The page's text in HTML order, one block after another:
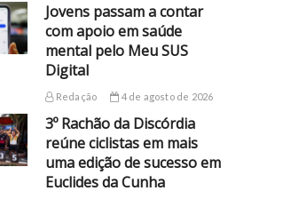
Jovens passam a contar
com apoio em saúde
mental pelo Meu SUS
Digital
Redação 4 de agosto de 2026
3º Rachão da Discórdia
reúne ciclistas em mais
uma edição de sucesso em
Euclides da Cunha